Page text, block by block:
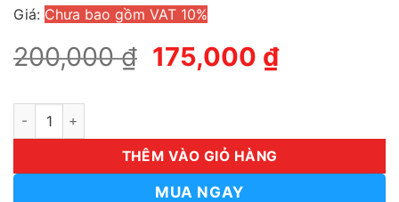
Giá: Chưa bao gồm VAT 10%
200,000₫ Giá
200,000 ₫.
175,000 ₫Giá
là:
Loa Âm Trần 4W ABK WA 114 – Hàng Nhập Khẩu số lượng
THÊM VÀO GIỎ HÀNG
MUA NGAY